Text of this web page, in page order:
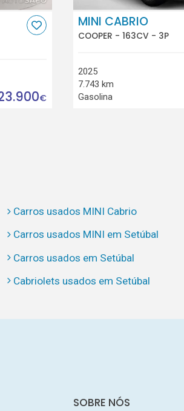
€
MINI CABRIO
COOPER - 163CV - 3P
2025
7.743 km
Gasolina
Carros usados MINI Cabrio
Carros usados MINI em Setúbal
Carros usados em Setúbal
Cabriolets usados em Setúbal
SOBRE NÓS